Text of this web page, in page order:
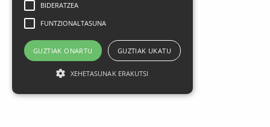
BIDERATZEA
FUNTZIONALTASUNA
GUZTIAK ONARTU GUZTIAK UKATU
XEHETASUNAK ERAKUTSI